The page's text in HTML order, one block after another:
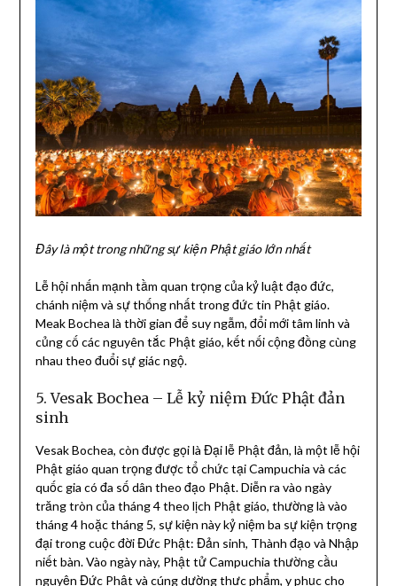
Đây là một trong những sự kiện Phật giáo lớn nhất
Lễ hội nhấn mạnh tầm quan trọng của kỷ luật đạo đức,
chánh niệm và sự thống nhất trong đức tin Phật giáo.
Meak Bochea là thời gian để suy ngẫm, đổi mới tâm linh và
củng cố các nguyên tắc Phật giáo, kết nối cộng đồng cùng
nhau theo đuổi sự giác ngộ.
5. Vesak Bochea – Lễ kỷ niệm Đức Phật đản
sinh
Vesak Bochea, còn được gọi là Đại lễ Phật đản, là một lễ hội
Phật giáo quan trọng được tổ chức tại Campuchia và các
quốc gia có đa số dân theo đạo Phật. Diễn ra vào ngày
trăng tròn của tháng 4 theo lịch Phật giáo, thường là vào
tháng 4 hoặc tháng 5, sự kiện này kỷ niệm ba sự kiện trọng
đại trong cuộc đời Đức Phật: Đản sinh, Thành đạo và Nhập
niết bàn. Vào ngày này, Phật tử Campuchia thường cầu
nguyện Đức Phật và cúng dường thực phẩm, y phục cho